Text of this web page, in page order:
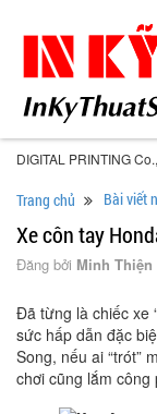
DIGITAL PRINTING
Trang chủ Bài viết
Xe côn tay
Đăng bởi Minh Thiện
Đã từng là chiếc xe
sức hấp dẫn đặc
Song, nếu ai “trót”
chơi cũng lắm công